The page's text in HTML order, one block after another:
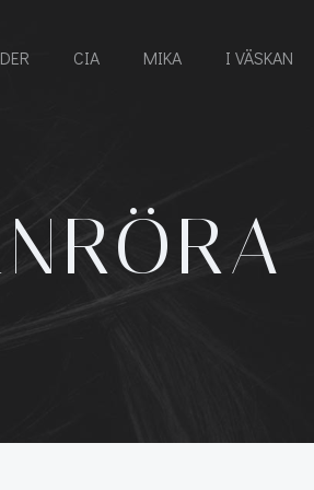
CIA MIKA I VÄSKAN